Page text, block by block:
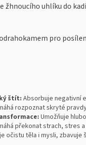
žhnoucího uhlíku do
pro
štít:Absorbuje negativní
rozpoznat skryté
Umožňuje
překonat strach, stres
očistu těla i mysli, zbavuje